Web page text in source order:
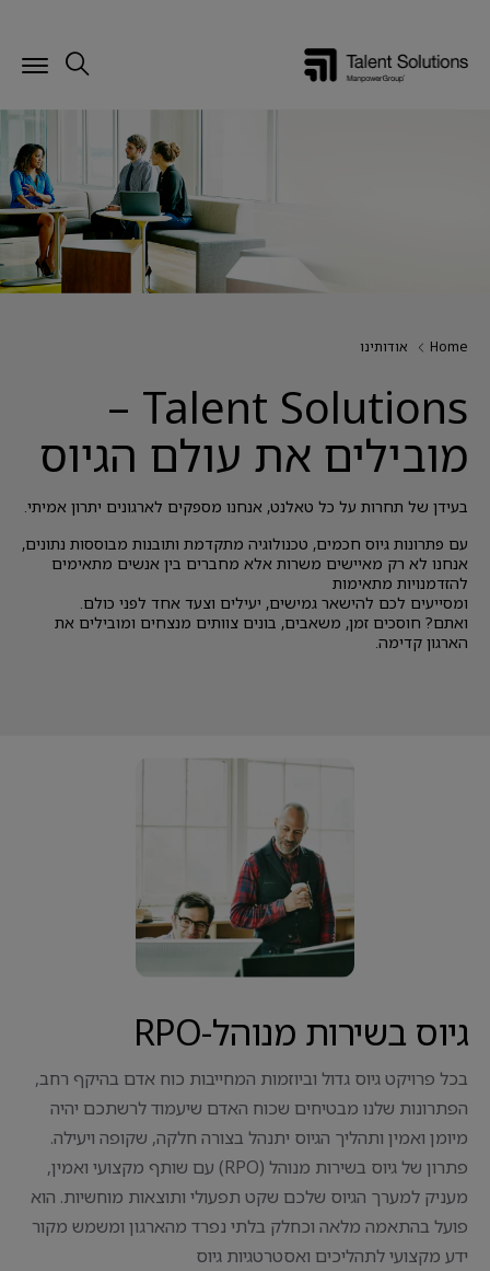
Home אודותינו
Talent Solutions –
מובילים את עולם הגיוס
בעידן של תחרות על כל טאלנט, אנחנו מספקים לארגונים יתרון אמיתי.
עם פתרונות גיוס חכמים, טכנולוגיה מתקדמת ותובנות מבוססות נתונים,
אנחנו לא רק מאיישים משרות אלא מחברים בין אנשים מתאימים
להזדמנויות מתאימות
ומסייעים לכם להישאר גמישים, יעילים וצעד אחד לפני כולם.
ואתם? חוסכים זמן, משאבים, בונים צוותים מנצחים ומובילים את
הארגון קדימה.
גיוס בשירות מנוהל-RPO
בכל פרויקט גיוס גדול וביוזמות המחייבות כוח אדם בהיקף רחב,
הפתרונות שלנו מבטיחים שכוח האדם שיעמוד לרשתכם יהיה
מיומן ואמין ותהליך הגיוס יתנהל בצורה חלקה, שקופה ויעילה.
פתרון של גיוס בשירות מנוהל (RPO) עם שותף מקצועי ואמין,
מעניק למערך הגיוס שלכם שקט תפעולי ותוצאות מוחשיות. הוא
פועל בהתאמה מלאה וכחלק בלתי נפרד מהארגון ומשמש מקור
ידע מקצועי לתהליכים ואסטרטגיות גיוס